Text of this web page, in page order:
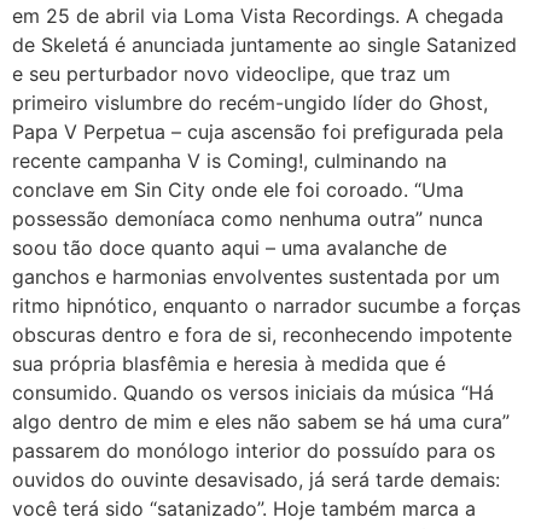
em 25 de abril via Loma Vista Recordings. A chegada
de Skeletá é anunciada juntamente ao single Satanized
e seu perturbador novo videoclipe, que traz um
primeiro vislumbre do recém-ungido líder do Ghost,
Papa V Perpetua – cuja ascensão foi prefigurada pela
recente campanha V is Coming!, culminando na
conclave em Sin City onde ele foi coroado. “Uma
possessão demoníaca como nenhuma outra” nunca
soou tão doce quanto aqui – uma avalanche de
ganchos e harmonias envolventes sustentada por um
ritmo hipnótico, enquanto o narrador sucumbe a forças
obscuras dentro e fora de si, reconhecendo impotente
sua própria blasfêmia e heresia à medida que é
consumido. Quando os versos iniciais da música “Há
algo dentro de mim e eles não sabem se há uma cura”
passarem do monólogo interior do possuído para os
ouvidos do ouvinte desavisado, já será tarde demais:
você terá sido “satanizado”. Hoje também marca a